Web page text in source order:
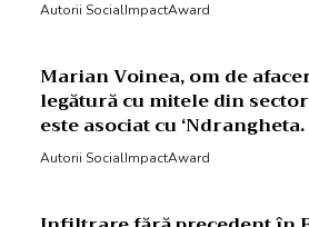
Autorii SocialImpactAward
Marian Voinea, om de
legătură cu mitele din
este asociat cu ‘Ndrangheta.
Autorii SocialImpactAward